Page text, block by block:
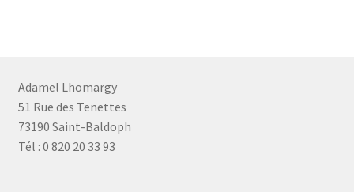
Adamel Lhomargy
51 Rue des Tenettes
73190 Saint-Baldoph
Tél : 0 820 20 33 93